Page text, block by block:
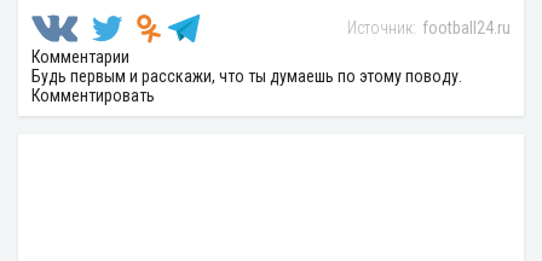
football24.ru
Комментарии
Будь первым и расскажи, что ты думаешь по этому поводу.
Комментировать